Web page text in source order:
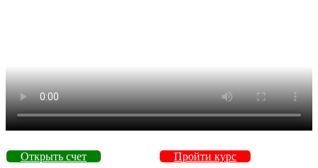
Открыть счет Пройти курс